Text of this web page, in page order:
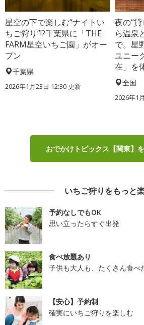
星空の下で楽しむ“ナイトい
ちご狩り”!?千葉県に「THE
FARM星空いちご園」がオー
プン
千葉県
2026年1月23日 12:30 更新
夜の“
ら温泉
で。星
ユニー
在」を
全国
2026年1
おでかけトピックス【関東】
いちご狩りをもっと
予約なしでもOK
思い立ったらすぐ出発
食べ放題あり
子供も大人も、たくさん食べ
【安心】予約制
確実にいちご狩りを楽しむ